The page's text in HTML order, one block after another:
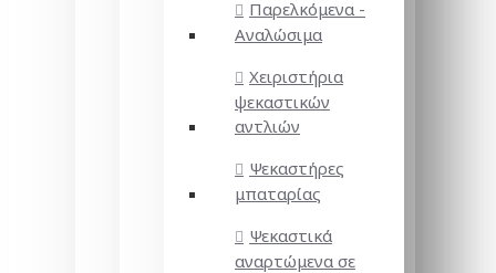
Παρελκόμενα -
Αναλώσιμα
Χειριστήρια
ψεκαστικών
αντλιών
Ψεκαστήρες
μπαταρίας
Ψεκαστικά
αναρτώμενα σε